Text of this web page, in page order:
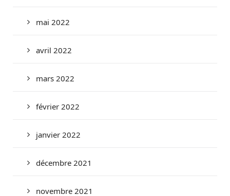
mai 2022
avril 2022
mars 2022
février 2022
janvier 2022
décembre 2021
novembre 2021